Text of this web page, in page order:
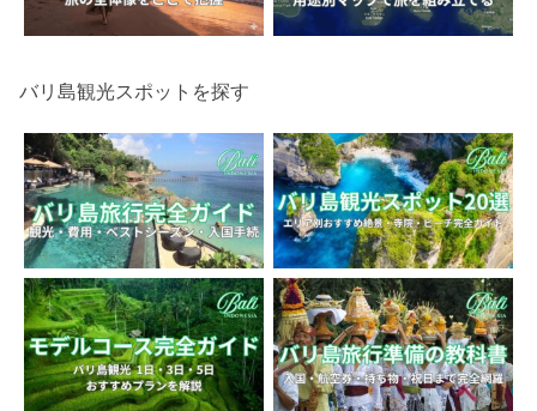
バリ島観光スポットを探す